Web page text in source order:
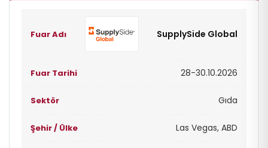
SupplySide Global
28-30.10.2026
Gıda
Las Vegas, ABD